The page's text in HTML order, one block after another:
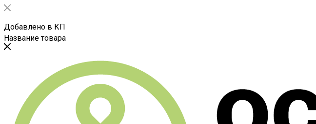
Добавлено в КП
Название товара